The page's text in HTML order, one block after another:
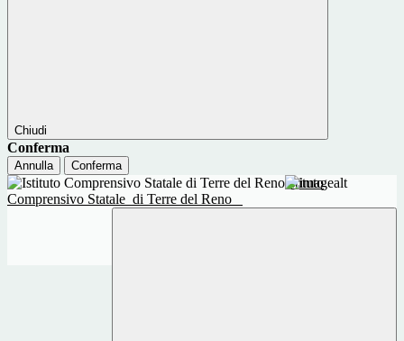
Chiudi
Conferma
Annulla Conferma
Istituto
Comprensivo Statale di Terre del Reno